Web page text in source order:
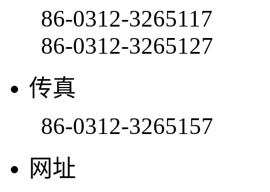
86-0312-3265117
86-0312-3265127
传真
86-0312-3265157
网址